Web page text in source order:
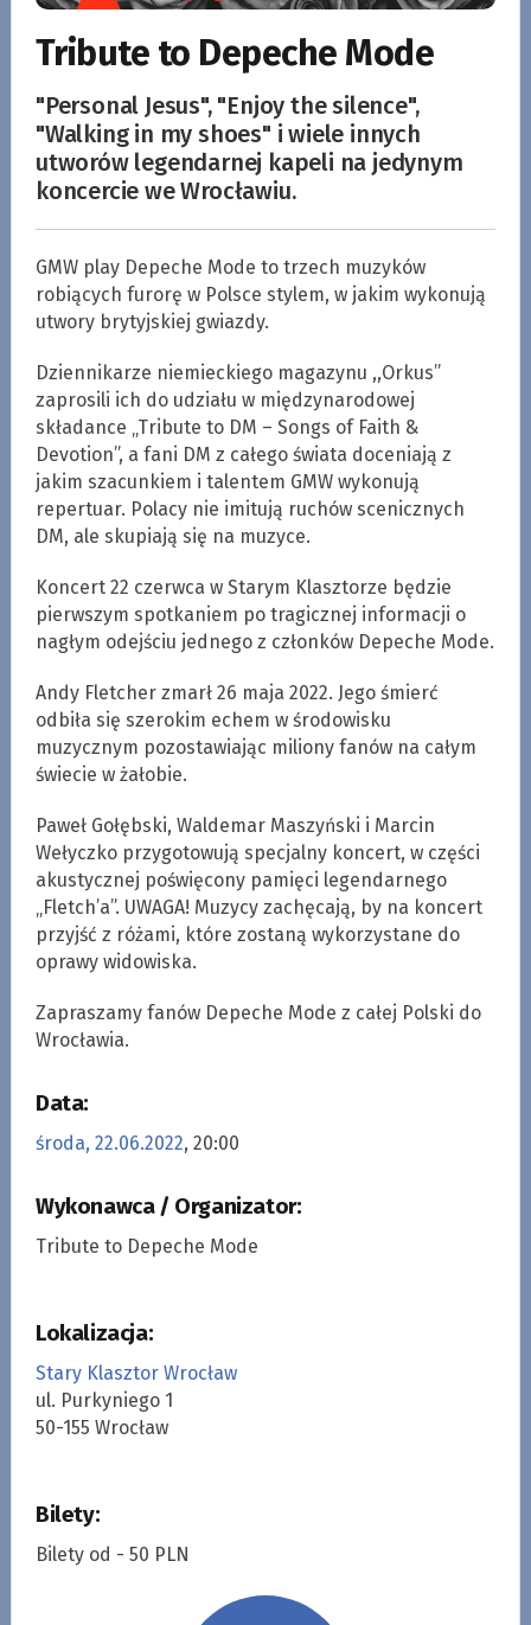
Tribute to Depeche Mode
"Personal Jesus", "Enjoy the silence",
"Walking in my shoes" i wiele innych
utworów legendarnej kapeli na jedynym
koncercie we Wrocławiu.
GMW play Depeche Mode to trzech muzyków
robiących furorę w Polsce stylem, w jakim wykonują
utwory brytyjskiej gwiazdy.
Dziennikarze niemieckiego magazynu ,,Orkus”
zaprosili ich do udziału w międzynarodowej
składance „Tribute to DM – Songs of Faith &
Devotion”, a fani DM z całego świata doceniają z
jakim szacunkiem i talentem GMW wykonują
repertuar. Polacy nie imitują ruchów scenicznych
DM, ale skupiają się na muzyce.
Koncert 22 czerwca w Starym Klasztorze będzie
pierwszym spotkaniem po tragicznej informacji o
nagłym odejściu jednego z członków Depeche Mode.
Andy Fletcher zmarł 26 maja 2022. Jego śmierć
odbiła się szerokim echem w środowisku
muzycznym pozostawiając miliony fanów na całym
świecie w żałobie.
Paweł Gołębski, Waldemar Maszyński i Marcin
Wełyczko przygotowują specjalny koncert, w części
akustycznej poświęcony pamięci legendarnego
„Fletch’a”. UWAGA! Muzycy zachęcają, by na koncert
przyjść z różami, które zostaną wykorzystane do
oprawy widowiska.
Zapraszamy fanów Depeche Mode z całej Polski do
Wrocławia.
Data:
środa, 22.06.2022, 20:00
Wykonawca / Organizator:
Tribute to Depeche Mode
Lokalizacja:
Stary Klasztor Wrocław
ul. Purkyniego 1
50-155 Wrocław
Bilety:
Bilety od - 50 PLN